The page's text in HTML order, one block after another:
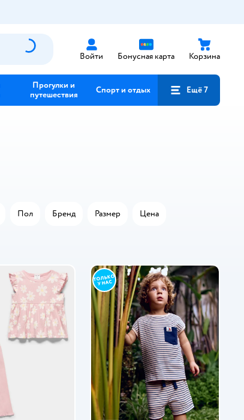
Войти Бонусная карта Корзина
Прогулки и
путешествия
Спорт и отдых Ещё 7
Пол Бренд Размер Цена